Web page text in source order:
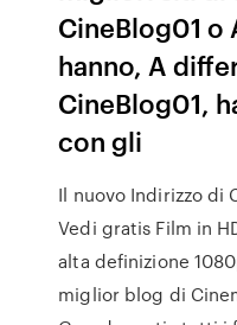
CineBlog01
hanno, A
CineBlog01,
con gli
Il nuovo Indirizzo di
Vedi gratis Film in
alta definizione
miglior blog di